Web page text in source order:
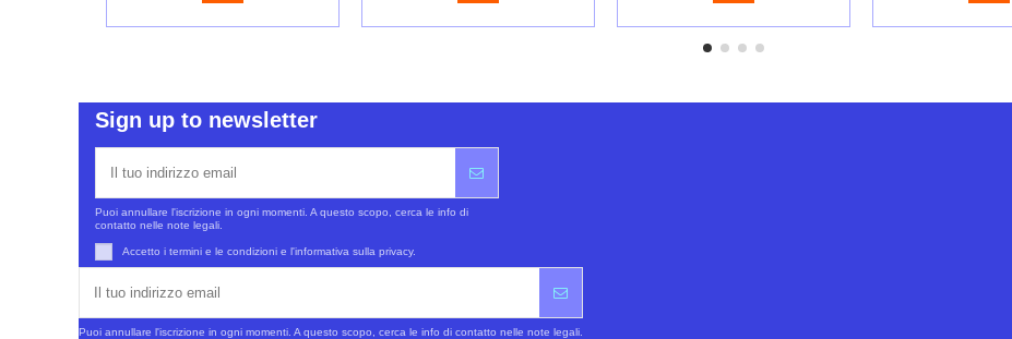
Sign up to newsletter
Puoi annullare l'iscrizione in ogni momenti. A questo scopo, cerca le info di
contatto nelle note legali.
Accetto i termini e le condizioni e l'informativa sulla privacy.
Puoi annullare l'iscrizione in ogni momenti. A questo scopo, cerca le info di contatto nelle note legali.